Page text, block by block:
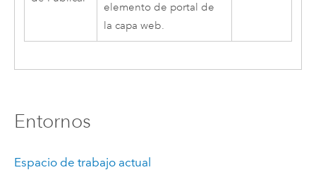
elemento de portal de
la capa web.
Entornos
Espacio de trabajo actual